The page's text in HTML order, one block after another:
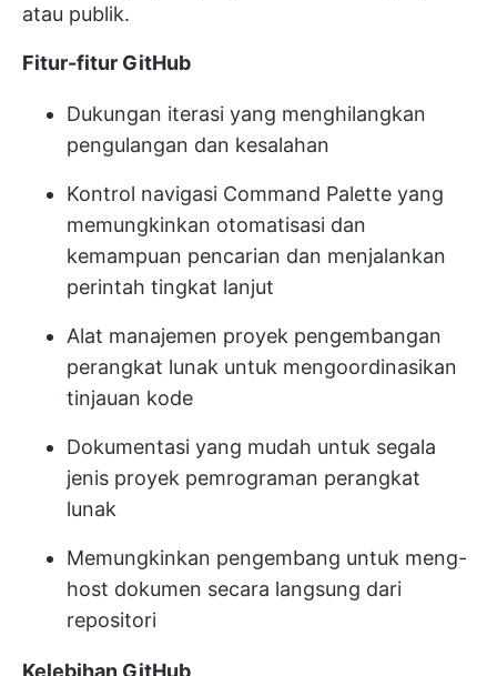
atau publik.
Fitur-fitur GitHub
Dukungan iterasi yang menghilangkan
pengulangan dan kesalahan
Kontrol navigasi Command Palette yang
memungkinkan otomatisasi dan
kemampuan pencarian dan menjalankan
perintah tingkat lanjut
Alat manajemen proyek pengembangan
perangkat lunak untuk mengoordinasikan
tinjauan kode
Dokumentasi yang mudah untuk segala
jenis proyek pemrograman perangkat
lunak
Memungkinkan pengembang untuk meng-
host dokumen secara langsung dari
repositori
Kelebihan GitHub